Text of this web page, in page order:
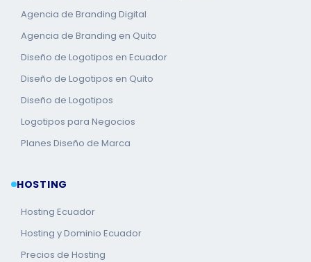
Agencia de Branding Digital
Agencia de Branding en Quito
Diseño de Logotipos en Ecuador
Diseño de Logotipos en Quito
Diseño de Logotipos
Logotipos para Negocios
Planes Diseño de Marca
HOSTING
Hosting Ecuador
Hosting y Dominio Ecuador
Precios de Hosting